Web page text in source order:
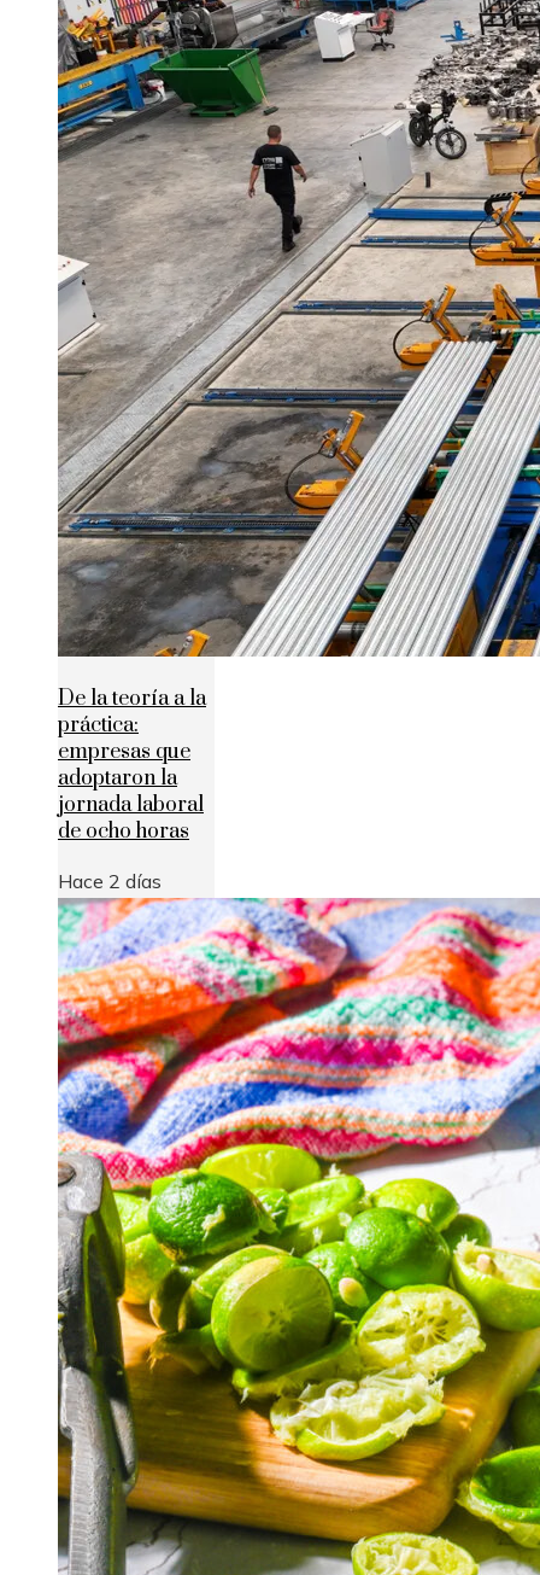
De la teoría a la
práctica:
empresas que
adoptaron la
jornada laboral
de ocho horas
Hace 2 días